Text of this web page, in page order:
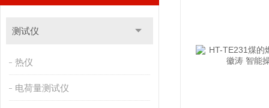
测试仪
热仪
电荷量测试仪